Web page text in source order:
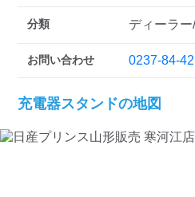
分類 ディーラ
お問い合わせ 0237-84-
充電器スタンドの地図